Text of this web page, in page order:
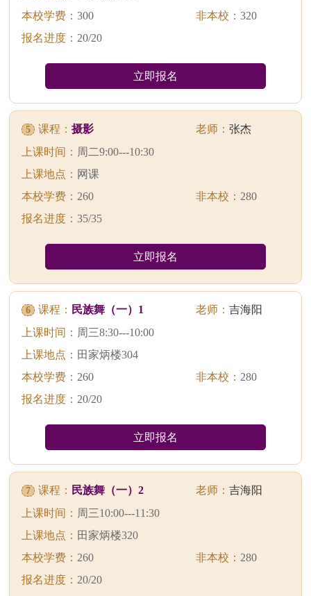
本校学费：300 非本校： 320
报名进度： 20/20
立即报名
5 课程：摄影 老师： 张杰
上课时间： 周二9:00---10:30
上课地点： 网课
本校学费： 260 非本校： 280
报名进度：35/35
立即报名
6 课程： 民族舞（一）1 老师： 吉海阳
上课时间： 周三8:30---10:00
上课地点： 田家炳楼304
本校学费： 260 非本校： 280
报名进度： 20/20
立即报名
7 课程： 民族舞（一）2 老师： 吉海阳
上课时间： 周三10:00---11:30
上课地点： 田家炳楼320
本校学费： 260 非本校： 280
报名进度： 20/20